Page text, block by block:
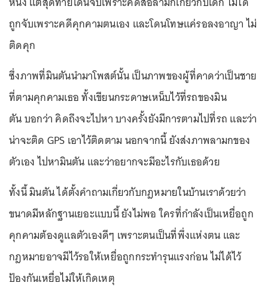
ถูกจับเพราะคดีคุกคามตนเอง และโดนโทษแค่รอลงอาญา ไม่
ติดคุก
ซึ่งภาพที่มินตันนำมาโพสต์นั้น เป็นภาพของผู้ที่คาดว่าเป็นชาย
ที่ตามคุกคามเธอ ทั้งเขียนกระดาษเหน็บไว้ที่รถของมิน
ตัน บอกว่า คิดถึงจะไปหา บางครั้งยังมีการตามไปที่รถ และว่า
น่าจะติด GPS เอาไว้ติดตาม นอกจากนี้ ยังส่งภาพลามกของ
ตัวเอง ไปหามินตัน และว่าอยากจะมีอะไรกับเธอด้วย
ทั้งนี้ มินตัน ได้ตั้งคำถามเกี่ยวกับกฎหมายในบ้านเราด้วยว่า
ขนาดมีหลักฐานเยอะแบบนี้ ยังไม่พอ ใครที่กำลังเป็นเหยื่อถูก
คุกคามต้องดูแลตัวเองดีๆ เพราะตนเป็นที่พึ่งแห่งตน และ
กฎหมายอาจมีไว้รอให้เหยื่อถูกกระทำรุนแรงก่อน ไม่ได้ไว้
ป้องกันเหยื่อไม่ให้เกิดเหตุ